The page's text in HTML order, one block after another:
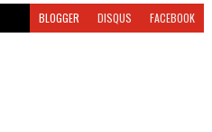
BLOGGER DISQUS FACEBOOK